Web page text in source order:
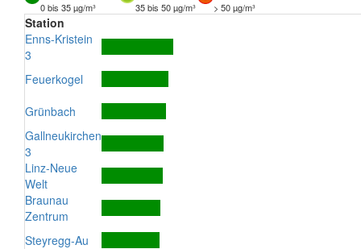
0 bis 35 µg/m³
35 bis 50 µg/m³ > 50 µg/m³
Station
Enns-Kristein
3
Feuerkogel
Grünbach
Gallneukirchen
3
Linz-Neue
Welt
Braunau
Zentrum
Steyregg-Au